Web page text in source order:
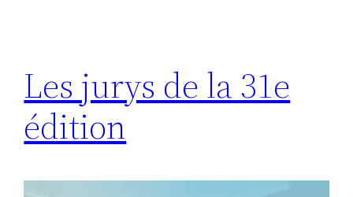
Les jurys de la 31e
édition